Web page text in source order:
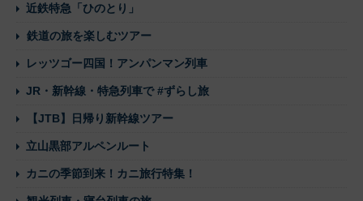
近鉄特急「ひのとり」
鉄道の旅を楽しむツアー
レッツゴー四国！アンパンマン列車
JR・新幹線・特急列車で #ずらし旅
【JTB】日帰り新幹線ツアー
立山黒部アルペンルート
カニの季節到来！カニ旅行特集！